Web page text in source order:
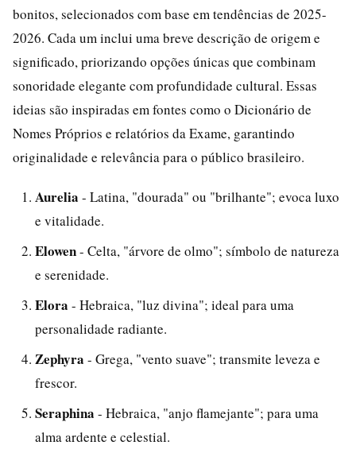
bonitos, selecionados com base em tendências de 2025-
2026. Cada um inclui uma breve descrição de origem e
significado, priorizando opções únicas que combinam
sonoridade elegante com profundidade cultural. Essas
ideias são inspiradas em fontes como o Dicionário de
Nomes Próprios e relatórios da Exame, garantindo
originalidade e relevância para o público brasileiro.
Aurelia - Latina, "dourada" ou "brilhante"; evoca luxo
e vitalidade.
Elowen- Celta, "árvore de olmo"; símbolo de natureza
e serenidade.
Elora - Hebraica, "luz divina"; ideal para uma
personalidade radiante.
Zephyra - Grega, "vento suave"; transmite leveza e
frescor.
Seraphina - Hebraica, "anjo flamejante"; para uma
alma ardente e celestial.